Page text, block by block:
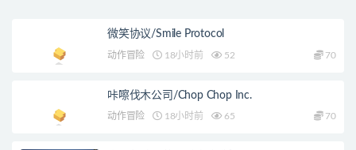
微笑协议/Smile Protocol
动作冒险 18小时前 52 70
咔嚓伐木公司/Chop Chop Inc.
动作冒险 18小时前 65 70